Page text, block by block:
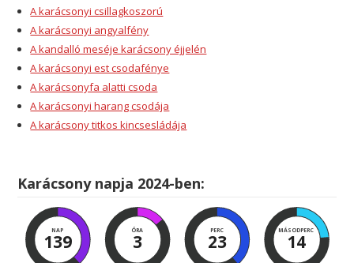
A karácsonyi csillagkoszorú
A karácsonyi angyalfény
A kandalló meséje karácsony éjjelén
A karácsonyi est csodafénye
A karácsonyfa alatti csoda
A karácsonyi harang csodája
A karácsony titkos kincsesládája
Karácsony napja 2024-ben:
NAP
139
ÓRA
3
PERC
23
MÁSODPERC
13